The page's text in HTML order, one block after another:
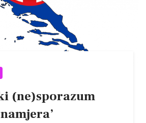
(ne)sporazum